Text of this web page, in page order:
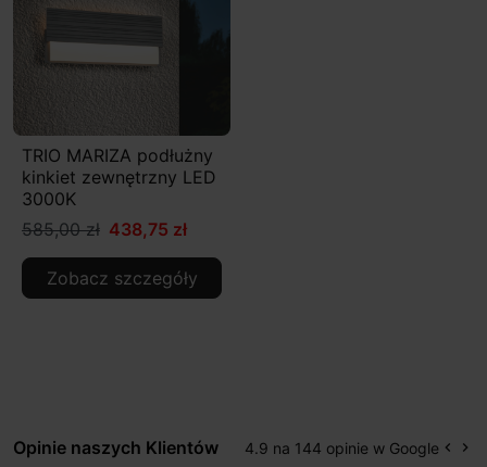
TRIO MARIZA podłużny
kinkiet zewnętrzny LED
3000K
585,00 zł 438,75 zł
Zobacz szczegóły
Opinie naszych Klientów 4.9 na 144 opinie w Google keyboard_arrow_left keyboard_arrow_right